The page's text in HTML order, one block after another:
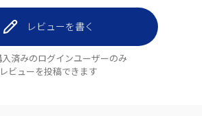
レビューを書く
済みのログインユーザーのみ
レビューを投稿できます